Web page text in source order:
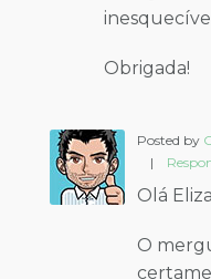
Obrigada!
Posted by
|
Olá
O